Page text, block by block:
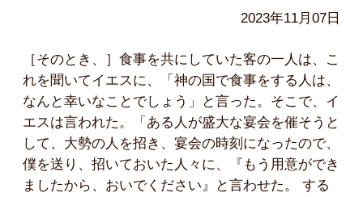
2023年11月07日
［そのとき、］食事を共にしていた客の一人は、こ
れを聞いてイエスに、「神の国で食事をする人は、
なんと幸いなことでしょう」と言った。そこで、イ
エスは言われた。「ある人が盛大な宴会を催そうと
して、大勢の人を招き、宴会の時刻になったので、
僕を送り、招いておいた人々に、『もう用意ができ
ましたから、おいでください』と言わせた。 する